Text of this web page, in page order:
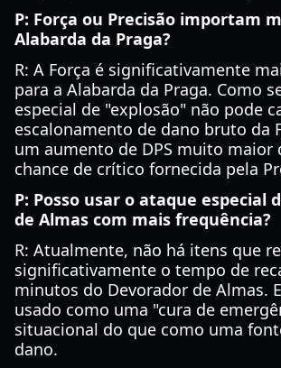
P: Força ou Precisão importam
Alabarda da Praga?
R: A Força é significativamente
para a Alabarda da Praga. Como
especial de "explosão" não pode
escalonamento de dano bruto da
um aumento de DPS muito maior
chance de crítico fornecida pela
P: Posso usar o ataque especial
de Almas com mais frequência?
R: Atualmente, não há itens que
significativamente o tempo de
minutos do Devorador de Almas.
usado como uma "cura de
situacional do que como uma
dano.